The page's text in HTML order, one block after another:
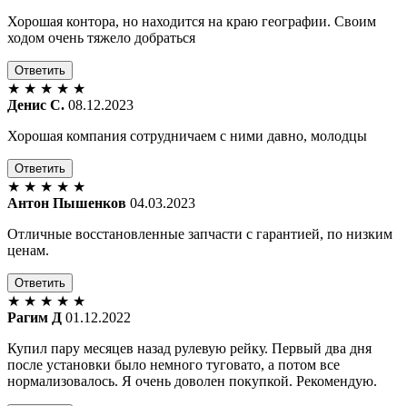
Хорошая контора, но находится на краю географии. Своим
ходом очень тяжело добраться
Ответить
★ ★ ★ ★ ★
Денис С. 08.12.2023
Хорошая компания сотрудничаем с ними давно, молодцы
Ответить
★ ★ ★ ★ ★
Антон Пышенков 04.03.2023
Отличные восстановленные запчасти с гарантией, по низким
ценам.
Ответить
★ ★ ★ ★ ★
Рагим Д 01.12.2022
Купил пару месяцев назад рулевую рейку. Первый два дня
после установки было немного туговато, а потом все
нормализовалось. Я очень доволен покупкой. Рекомендую.